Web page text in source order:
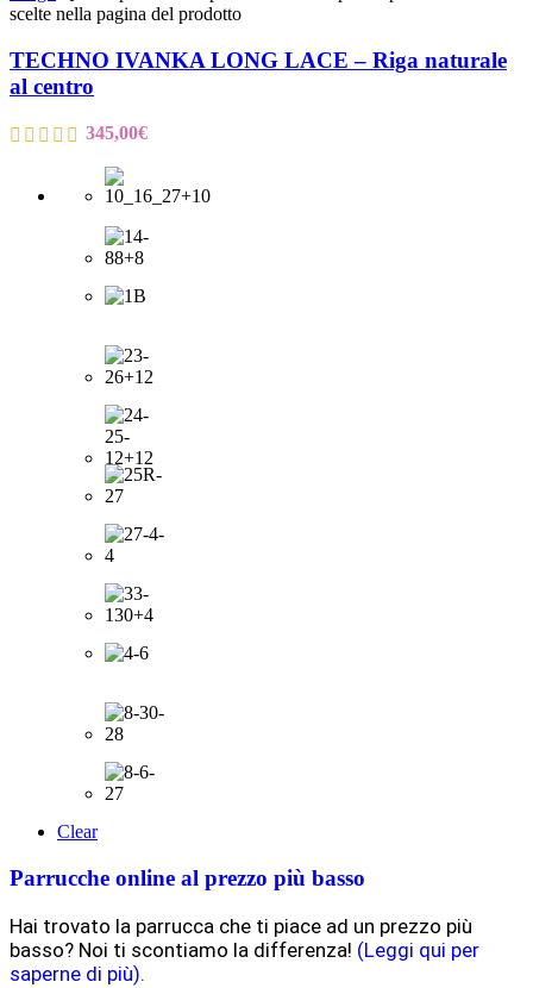
scelte nella pagina del prodotto
TECHNO IVANKA LONG LACE – Riga naturale
al centro
345,00€
Clear
Parrucche online al prezzo più basso
Hai trovato la parrucca che ti piace ad un prezzo più
basso? Noi ti scontiamo la differenza! (Leggi qui per
saperne di più).